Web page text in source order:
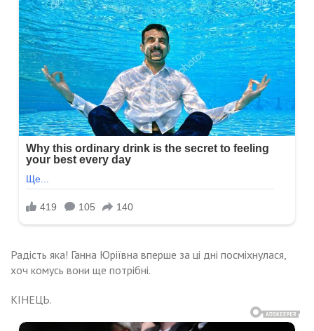
Радість яка! Ганна Юріївна вперше за ці дні посміхнулася,
хоч комусь вони ще потрібні.
КІНЕЦЬ.